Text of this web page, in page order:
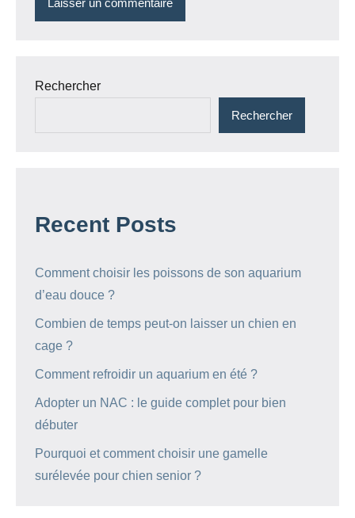
Rechercher
Rechercher
Recent Posts
Comment choisir les poissons de son aquarium
d’eau douce ?
Combien de temps peut-on laisser un chien en
cage ?
Comment refroidir un aquarium en été ?
Adopter un NAC : le guide complet pour bien
débuter
Pourquoi et comment choisir une gamelle
surélevée pour chien senior ?